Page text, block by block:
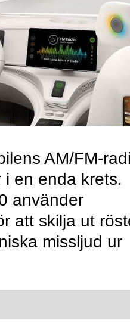
AM/FM-
en enda krets.
använder
att skilja ut
missljud ur